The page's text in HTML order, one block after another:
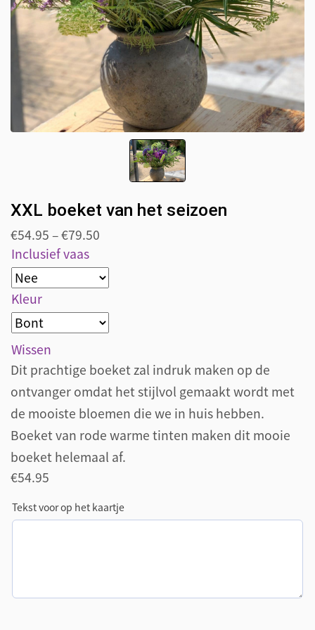
XXL boeket van het seizoen
€54.95–€79.50
Inclusief vaas
Kleur
Wissen
Dit prachtige boeket zal indruk maken op de
ontvanger omdat het stijlvol gemaakt wordt met
de mooiste bloemen die we in huis hebben.
Boeket van rode warme tinten maken dit mooie
boeket helemaal af.
€54.95
Tekst voor op het kaartje